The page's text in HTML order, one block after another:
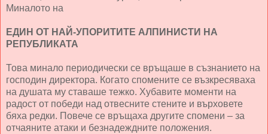
Миналото на
ЕДИН ОТ НАЙ-УПОРИТИТЕ АЛПИНИСТИ НА
РЕПУБЛИКАТА
Това минало периодически се връщаше в съзнанието на
господин директора. Когато спомените се възкресяваха
на душата му ставаше тежко. Хубавите моменти на
радост от победи над отвесните стените и върховете
бяха редки. Повече се връщаха другите спомени – за
отчаяните атаки и безнадеждните положения.